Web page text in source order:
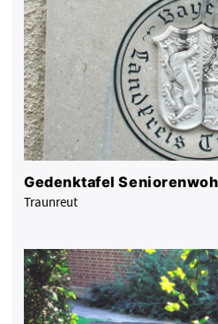
Gedenktafel
Traunreut